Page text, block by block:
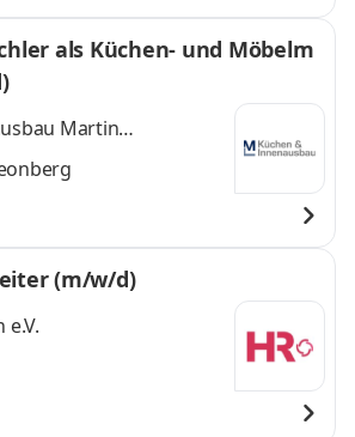
als Küchen- und Möbelm
Martin
(m/w/d)